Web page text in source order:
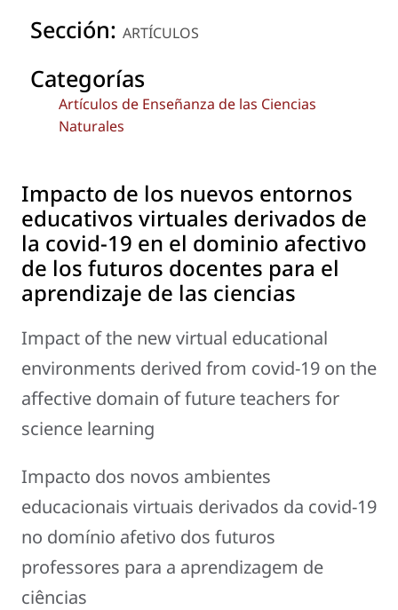
Sección: ARTÍCULOS
Categorías
Artículos de Enseñanza de las Ciencias
Naturales
Impacto de los nuevos entornos
educativos virtuales derivados de
la covid-19 en el dominio afectivo
de los futuros docentes para el
aprendizaje de las ciencias
Impact of the new virtual educational
environments derived from covid-19 on the
affective domain of future teachers for
science learning
Impacto dos novos ambientes
educacionais virtuais derivados da covid-19
no domínio afetivo dos futuros
professores para a aprendizagem de
ciências